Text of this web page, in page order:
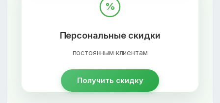
%
Персональные скидки
постоянным клиентам
Получить скидку